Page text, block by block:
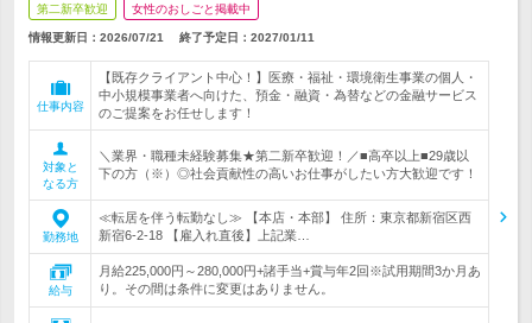
第二新卒歓迎 女性のおしごと掲載中
情報更新日：2026/07/21 終了予定日： 2027/01/11
仕事内容
【既存クライアント中心！】医療・福祉・環境衛生事業の個人・
中小規模事業者へ向けた、預金・融資・為替などの金融サービス
のご提案をお任せします！
対象と
なる方
＼業界・職種未経験募集★第二新卒歓迎！／■高卒以上■29歳以
下の方（※）◎社会貢献性の高いお仕事がしたい方大歓迎です！
勤務地
≪転居を伴う転勤なし≫ 【本店・本部】 住所：東京都新宿区西
新宿6-2-18 【雇入れ直後】上記業…
給与
月給225,000円～280,000円+諸手当+賞与年2回※試用期間3か月あ
り。その間は条件に変更はありません。